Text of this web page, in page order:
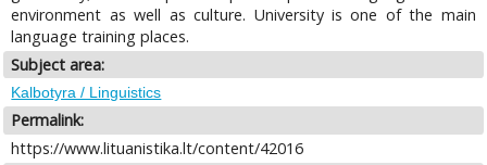
environment as well as culture. University is one of the main
language training places.
Subject area:
Kalbotyra / Linguistics
Permalink:
https://www.lituanistika.lt/content/42016